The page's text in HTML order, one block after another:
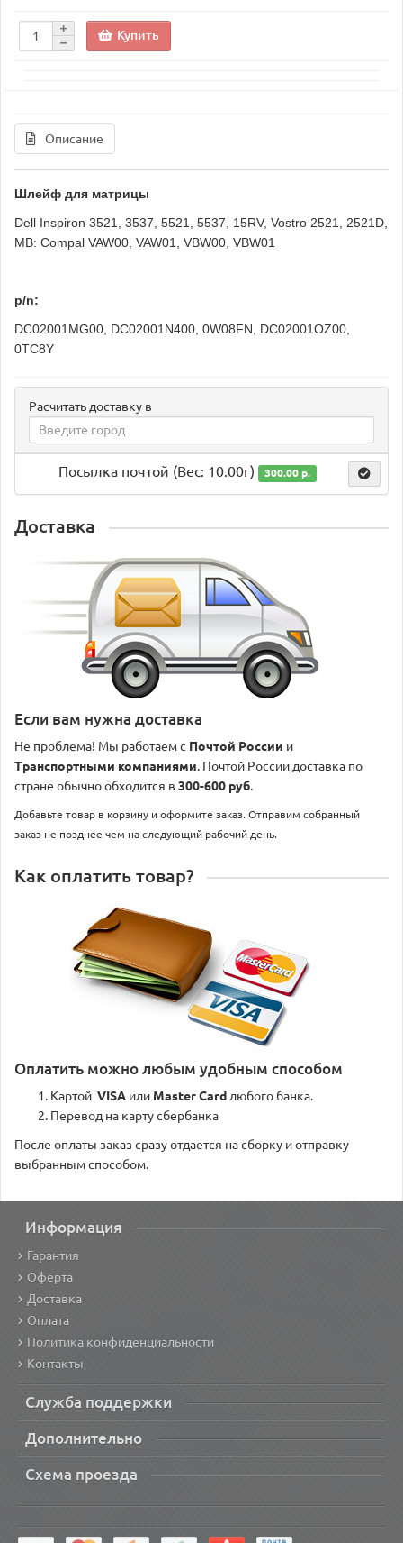
Купить
Описание
Шлейф для матрицы
Dell Inspiron 3521, 3537, 5521, 5537, 15RV, Vostro 2521, 2521D,
MB: Compal VAW00, VAW01, VBW00, VBW01
p/n:
DC02001MG00, DC02001N400, 0W08FN, DC02001OZ00,
0TC8Y
Расчитать доставку в
Посылка почтой (Вес: 10.00г) 300.00 р.
Доставка
Если вам нужна доставка
Не проблема! Мы работаем с Почтой России и
Транспортными компаниями. Почтой России доставка по
стране обычно обходится в 300-600 руб.
Добавьте товар в корзину и оформите заказ. Отправим собранный
заказ не позднее чем на следующий рабочий день.
Как оплатить товар?
Оплатить можно любым удобным способом
Картой VISA или Master Card любого банка.
Перевод на карту сбербанка
После оплаты заказ сразу отдается на сборку и отправку
выбранным способом.
Информация
Гарантия
Оферта
Доставка
Оплата
Политика конфиденциальности
Контакты
Служба поддержки
Дополнительно
Схема проезда